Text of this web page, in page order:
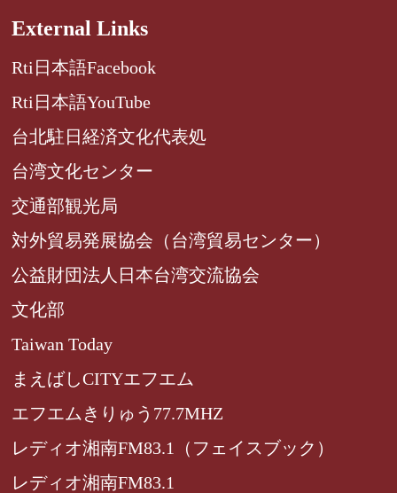
External Links
Rti日本語Facebook
Rti日本語YouTube
台北駐日経済文化代表処
台湾文化センター
交通部観光局
対外貿易発展協会（台湾貿易センター）
公益財団法人日本台湾交流協会
文化部
Taiwan Today
まえばしCITYエフエム
エフエムきりゅう77.7MHZ
レディオ湘南FM83.1（フェイスブック）
レディオ湘南FM83.1